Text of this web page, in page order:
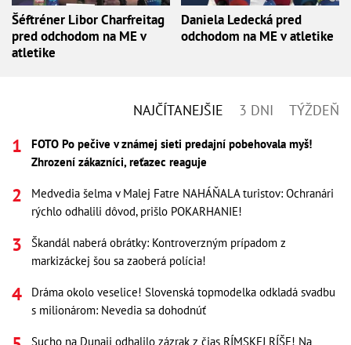
Šéftréner Libor Charfreitag
pred odchodom na ME v
atletike
Daniela Ledecká pred
odchodom na ME v atletike
NAJČÍTANEJŠIE 3 DNI TÝŽDEŇ
FOTO Po pečive v známej sieti predajní pobehovala myš!
Zhrození zákazníci, reťazec reaguje
Medvedia šelma v Malej Fatre NAHÁŇALA turistov: Ochranári
rýchlo odhalili dôvod, prišlo POKARHANIE!
Škandál naberá obrátky: Kontroverzným prípadom z
markizáckej šou sa zaoberá polícia!
Dráma okolo veselice! Slovenská topmodelka odkladá svadbu
s milionárom: Nevedia sa dohodnúť
Sucho na Dunaji odhalilo zázrak z čias RÍMSKEJ RÍŠE! Na